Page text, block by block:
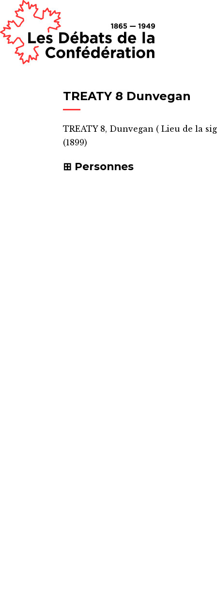
TREATY 8 Dunvegan
TREATY 8, Dunvegan ( Lieu de la
(1899)
Personnes